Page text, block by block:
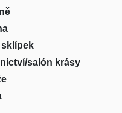
salón krásy